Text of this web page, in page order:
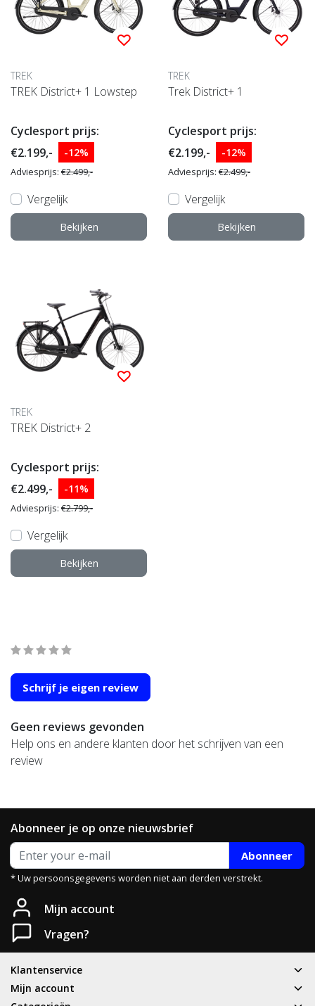
TREK
TREK District+ 1 Lowstep
Cyclesport prijs:
€2.199,-
-12%
Adviesprijs: €2.499,-
Vergelijk
Bekijken
TREK
Trek District+ 1
Cyclesport prijs:
€2.199,-
-12%
Adviesprijs: €2.499,-
Vergelijk
Bekijken
TREK
TREK District+ 2
Cyclesport prijs:
€2.499,-
-11%
Adviesprijs: €2.799,-
Vergelijk
Bekijken
Schrijf je eigen review
Geen reviews gevonden
Help ons en andere klanten door het schrijven van een
review
Abonneer je op onze nieuwsbrief
Abonneer
* Uw persoonsgegevens worden niet aan derden verstrekt.
Mijn account
Vragen?
Klantenservice
Mijn account
Heb je een vraag?
Neem gerust contact met ons op.